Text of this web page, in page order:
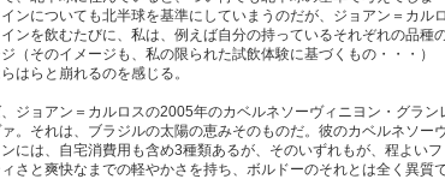
ンについても北半球を基準にしていまうのだが、ジョアン＝カルロ
ンを飲むたびに、私は、例えば自分の持っているそれぞれの品種
（そのイメージも、私の限られた試飲体験に基づくもの・・・）
はらと崩れるのを感じる。
ジョアン＝カルロスの2005年のカベルネソーヴィニヨン・グラン
。それは、ブラジルの太陽の恵みそのものだ。彼のカベルネソー
ンには、自宅消費用も含め3種類あるが、そのいずれもが、程よいフ
さと爽快なまでの軽やかさを持ち、ボルドーのそれとは全く異質